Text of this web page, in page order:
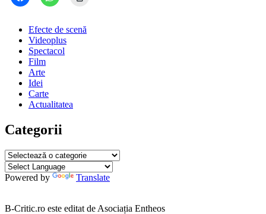
Efecte de scenă
Videoplus
Spectacol
Film
Arte
Idei
Carte
Actualitatea
Categorii
Categorii
Powered by Translate
B-Critic.ro este editat de Asociația Entheos